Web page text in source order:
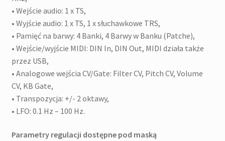
• Wejście audio: 1 x TS,
• Wyjście audio: 1 x TS, 1 x słuchawkowe TRS,
• Pamięć na barwy: 4 Banki, 4 Barwy w Banku (Patche),
• Wejście/wyjście MIDI: DIN In, DIN Out, MIDI działa także
przez USB,
• Analogowe wejścia CV/Gate: Filter CV, Pitch CV, Volume
CV, KB Gate,
• Transpozycja: +/- 2 oktawy,
• LFO: 0.1 Hz – 100 Hz.
Parametry regulacji dostępne pod maską